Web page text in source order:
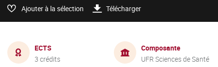
Ajouter à la sélection Télécharger
ECTS
3 crédits
Composante
UFR Sciences de Santé